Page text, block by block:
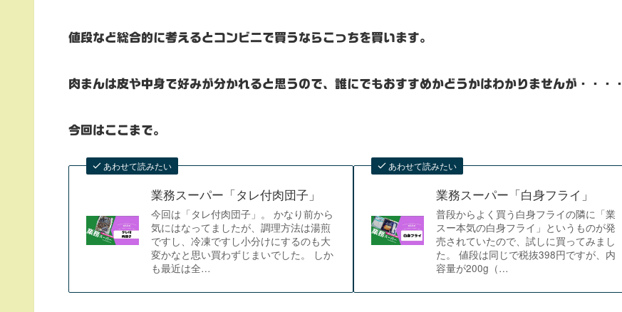
値段など総合的に考えるとコンビニで買うならこっちを買います。
肉まんは皮や中身で好みが分かれると思うので、誰にでもおすすめかどうかはわかりませんが・・・・
今回はここまで。
あわせて読みたい
業務スーパー「タレ付肉団子」
今回は「タレ付肉団子」。 かなり前から
気にはなってましたが、調理方法は湯煎
ですし、冷凍ですし小分けにするのも大
変かなと思い買わずじまいでした。 しか
も最近は全…
あわせて読みたい
業務スーパー「白身フライ」
普段からよく買う白身フライの隣に「業
スー本気の白身フライ」というものが発
売されていたので、試しに買ってみまし
た。 値段は同じで税抜398円ですが、内
容量が200g（…